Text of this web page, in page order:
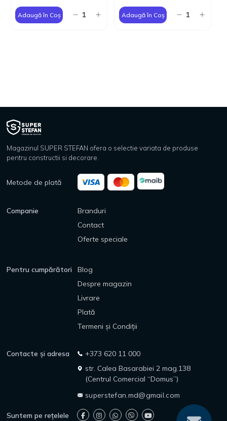
Adaugă în Coș Adaugă în Coș
Magazinul SUPER STEFAN ofera o selectie variata de produse
pentru constructii si decorare.
Metode de plată
Companie
Branduri
Contact
Oferte speciale
Pentru cumpărători
Blog
Despre magazin
Livrare
Plată
Termeni și Condiții
Contacte și adresa
+373 620 11 000
str. Calea Basarabiei 2 mag.138
(Centrul Comercial “Domus”)
superstefan.md@gmail.com
Suntem pe rețelele